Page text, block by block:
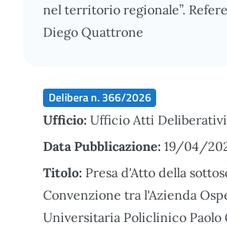
nel territorio regionale”.
Diego Quattrone
Delibera n. 366/2026
Ufficio: Ufficio Atti Deliberativi
Data Pubblicazione: 19/04/
Titolo: Presa d'Atto della
Convenzione tra l'Azienda
Universitaria Policlinico Paolo